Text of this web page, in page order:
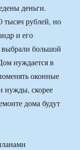
деньги.
тысяч рублей, но
и его
большой
нуждается в
оконные
нужды, скорее
дома будут